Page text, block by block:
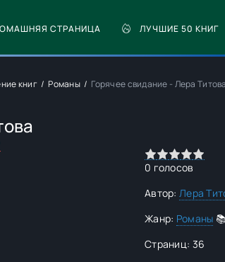
СТРАНИЦА ЛУЧШИЕ 50 КНИГ
книг Романы Горячее свидание - Лера Титова
0 голосов
Автор: Лера
Жанр: Романы
Страниц: 36